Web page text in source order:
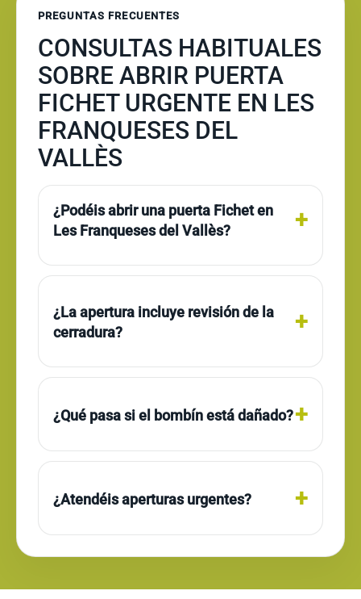
PREGUNTAS FRECUENTES
CONSULTAS HABITUALES
SOBRE ABRIR PUERTA
FICHET URGENTE EN LES
FRANQUESES DEL
VALLÈS
¿Podéis abrir una puerta Fichet en
Les Franqueses del Vallès?
¿La apertura incluye revisión de la
cerradura?
¿Qué pasa si el bombín está dañado?
¿Atendéis aperturas urgentes?